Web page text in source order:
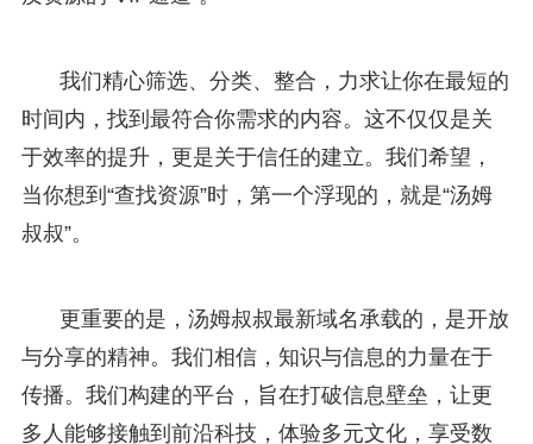
我们精心筛选、分类、整合，力求让你在最短的
时间内，找到最符合你需求的内容。这不仅仅是关
于效率的提升，更是关于信任的建立。我们希望，
当你想到“查找资源”时，第一个浮现的，就是“汤姆
叔叔”。
更重要的是，汤姆叔叔最新域名承载的，是开放
与分享的精神。我们相信，知识与信息的力量在于
传播。我们构建的平台，旨在打破信息壁垒，让更
多人能够接触到前沿科技，体验多元文化，享受数